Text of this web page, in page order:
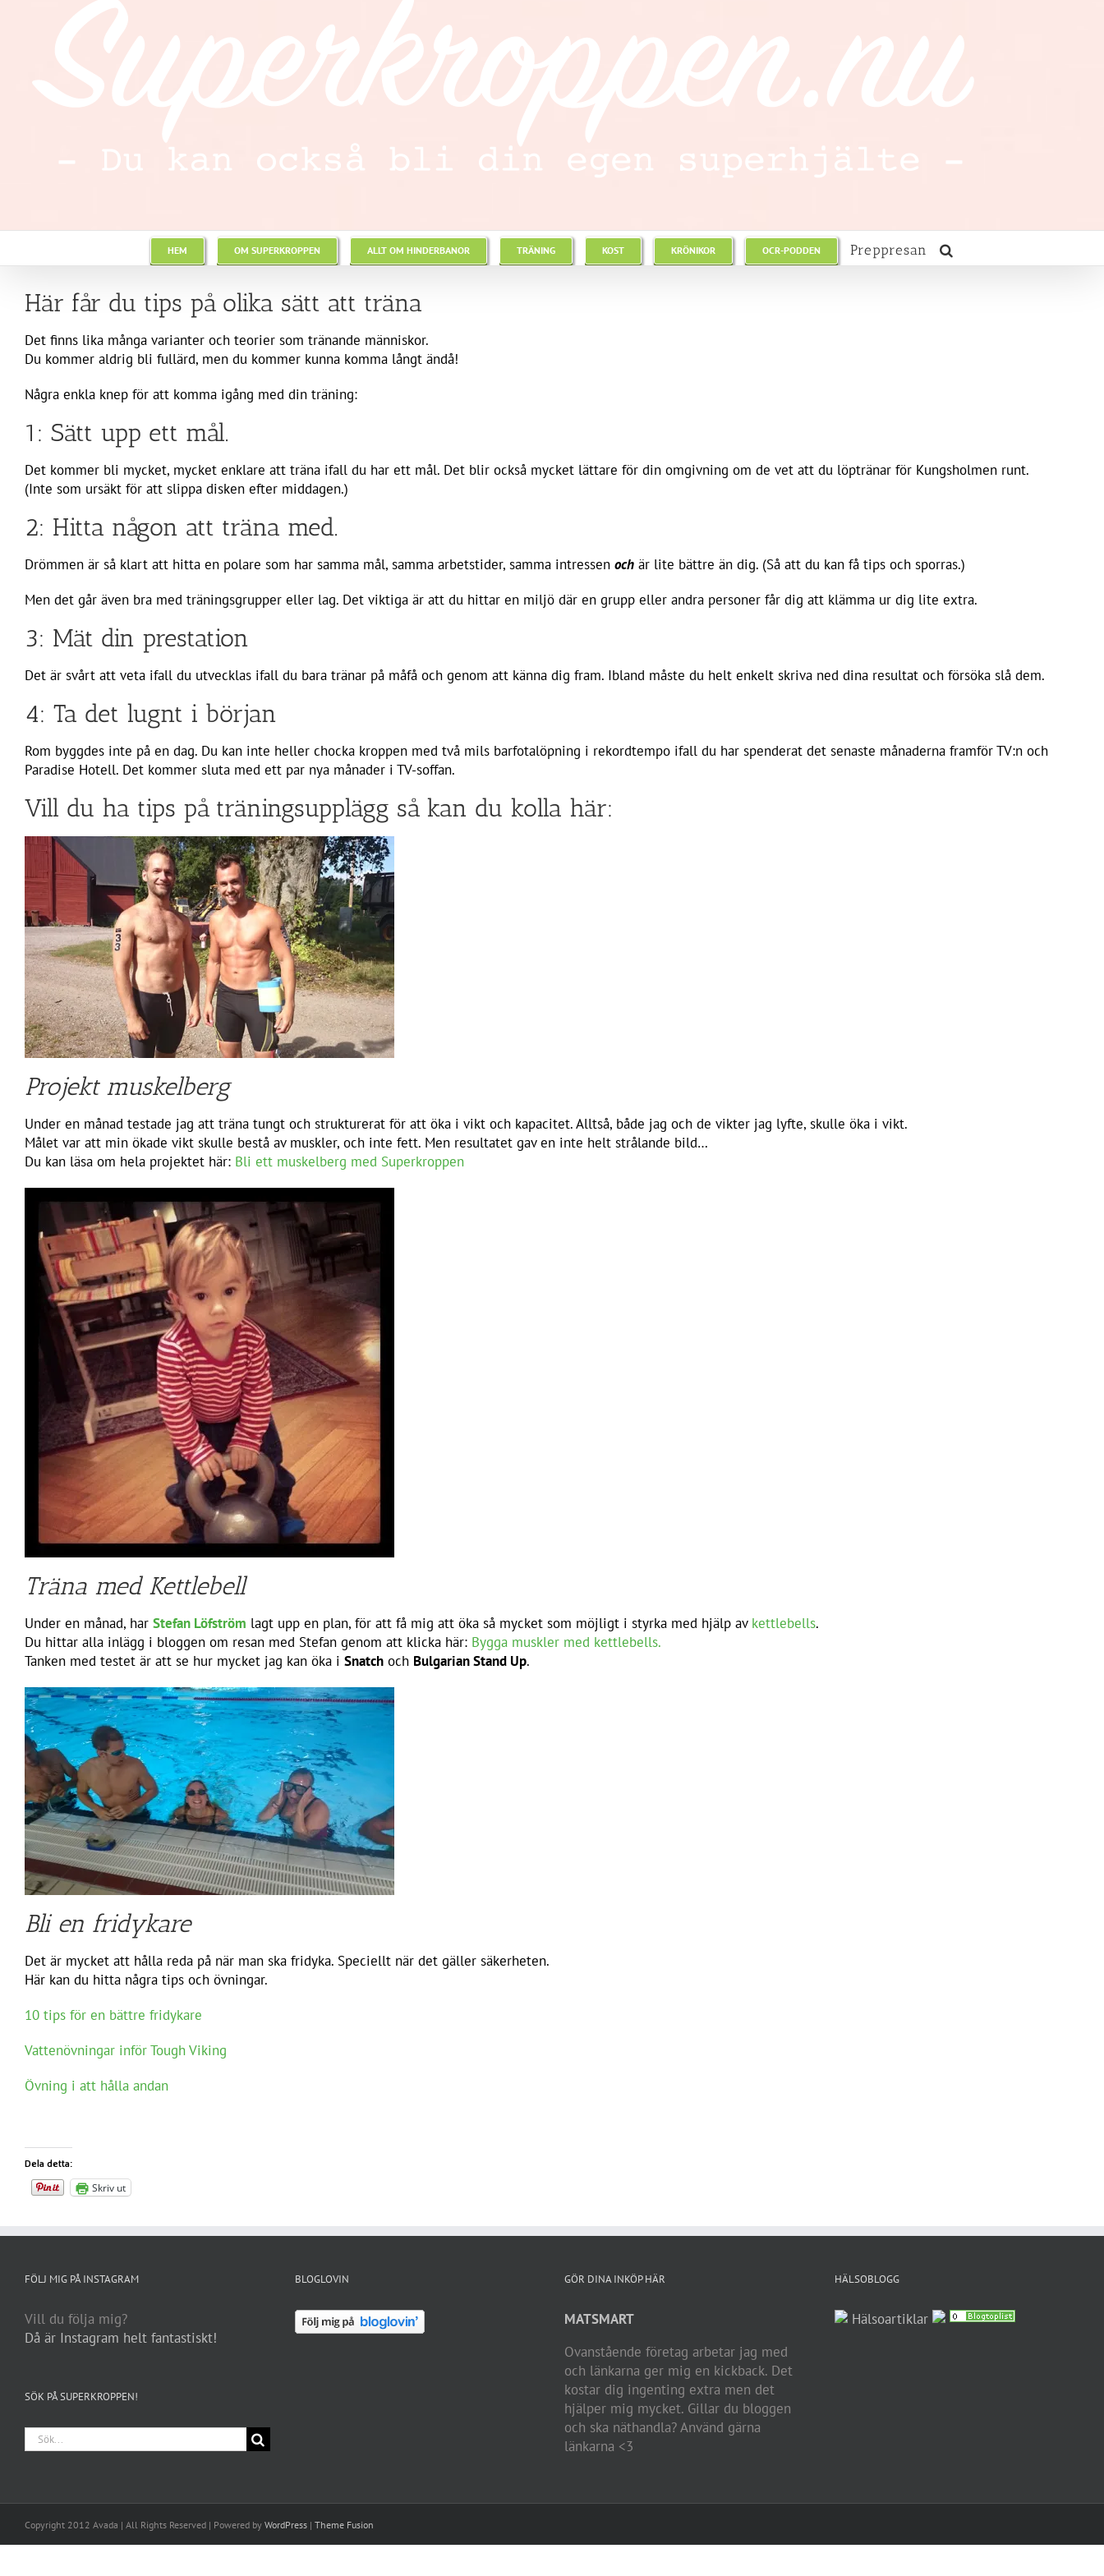
HEM OM SUPERKROPPEN ALLT OM HINDERBANOR TRÄNING KOST KRÖNIKOR OCR-PODDEN Preppresan
Här får du tips på olika sätt att träna
Det finns lika många varianter och teorier som tränande människor.
Du kommer aldrig bli fullärd, men du kommer kunna komma långt ändå!
Några enkla knep för att komma igång med din träning:
1: Sätt upp ett mål.
Det kommer bli mycket, mycket enklare att träna ifall du har ett mål. Det blir också mycket lättare för din omgivning om de vet att du löptränar för Kungsholmen runt.
(Inte som ursäkt för att slippa disken efter middagen.)
2: Hitta någon att träna med.
Drömmen är så klart att hitta en polare som har samma mål, samma arbetstider, samma intressen och är lite bättre än dig. (Så att du kan få tips och sporras.)
Men det går även bra med träningsgrupper eller lag. Det viktiga är att du hittar en miljö där en grupp eller andra personer får dig att klämma ur dig lite extra.
3: Mät din prestation
Det är svårt att veta ifall du utvecklas ifall du bara tränar på måfå och genom att känna dig fram. Ibland måste du helt enkelt skriva ned dina resultat och försöka slå dem.
4: Ta det lugnt i början
Rom byggdes inte på en dag. Du kan inte heller chocka kroppen med två mils barfotalöpning i rekordtempo ifall du har spenderat det senaste månaderna framför TV:n och
Paradise Hotell. Det kommer sluta med ett par nya månader i TV-soffan.
Vill du ha tips på träningsupplägg så kan du kolla här:
Projekt muskelberg
Under en månad testade jag att träna tungt och strukturerat för att öka i vikt och kapacitet. Alltså, både jag och de vikter jag lyfte, skulle öka i vikt.
Målet var att min ökade vikt skulle bestå av muskler, och inte fett. Men resultatet gav en inte helt strålande bild…
Du kan läsa om hela projektet här: Bli ett muskelberg med Superkroppen
Träna med Kettlebell
Under en månad, har Stefan Löfström lagt upp en plan, för att få mig att öka så mycket som möjligt i styrka med hjälp av kettlebells.
Du hittar alla inlägg i bloggen om resan med Stefan genom att klicka här: Bygga muskler med kettlebells.
Tanken med testet är att se hur mycket jag kan öka i Snatch och Bulgarian Stand Up.
Bli en fridykare
Det är mycket att hålla reda på när man ska fridyka. Speciellt när det gäller säkerheten.
Här kan du hitta några tips och övningar.
10 tips för en bättre fridykare
Vattenövningar inför Tough Viking
Övning i att hålla andan
Dela detta:
Skriv ut
FÖLJ MIG PÅ INSTAGRAM
Vill du följa mig?
Då är Instagram helt fantastiskt!
SÖK PÅ SUPERKROPPEN!
Sök
efter:
BLOGLOVIN GÖR DINA INKÖP HÄR
MATSMART
Ovanstående företag arbetar jag med
och länkarna ger mig en kickback. Det
kostar dig ingenting extra men det
hjälper mig mycket. Gillar du bloggen
och ska näthandla? Använd gärna
länkarna <3
HÄLSOBLOGG
Hälsoartiklar
Copyright 2012 Avada | All Rights Reserved | Powered by WordPress | Theme Fusion